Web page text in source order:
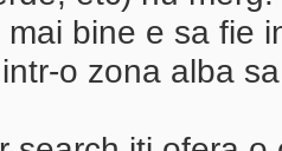
bine e sa fie
o zona alba